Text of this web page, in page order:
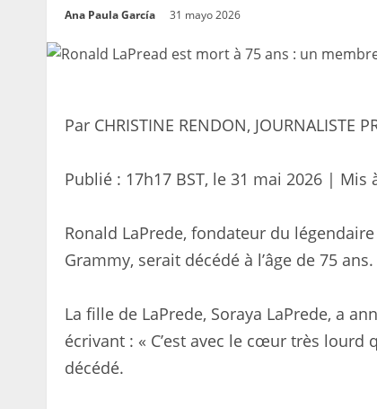
Ana Paula García 31 mayo 2026
Par CHRISTINE RENDON, JOURNALISTE
Publié : 17h17 BST, le 31 mai 2026 | Mis
Ronald LaPrede, fondateur du
Grammy, serait décédé à l’âge de 75 ans.
La fille de LaPrede, Soraya LaPrede, a
écrivant : « C’est avec le cœur très lourd
décédé.